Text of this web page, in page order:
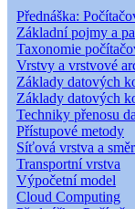
Přednáška:
Základní pojmy a
Taxonomie
Vrstvy a vrstvové
Základy datových
Základy datových
Techniky přenosu
Přístupové metody
Síťová vrstva a
Transportní vrstva
Výpočetní model
Cloud Computing